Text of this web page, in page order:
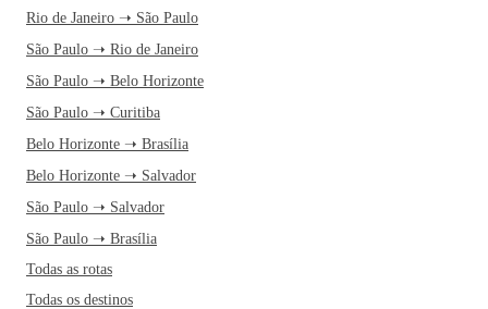
Rio de Janeiro ➝ São Paulo
São Paulo ➝ Rio de Janeiro
São Paulo ➝ Belo Horizonte
São Paulo ➝ Curitiba
Belo Horizonte ➝ Brasília
Belo Horizonte ➝ Salvador
São Paulo ➝ Salvador
São Paulo ➝ Brasília
Todas as rotas
Todas os destinos